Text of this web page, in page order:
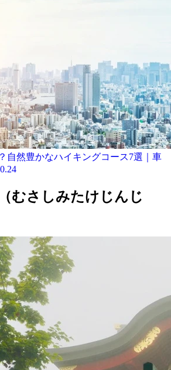
自然豊かなハイキングコース7選｜車
むさしみたけじんじ